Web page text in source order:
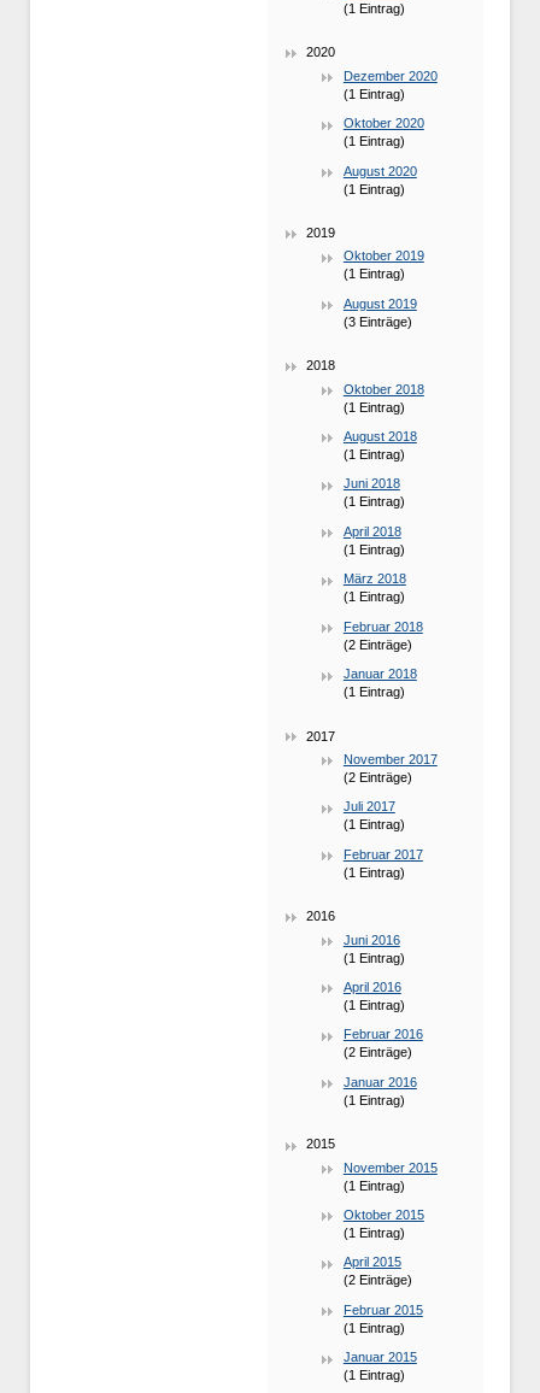
(1 Eintrag)
2020
Dezember 2020
(1 Eintrag)
Oktober 2020
(1 Eintrag)
August 2020
(1 Eintrag)
2019
Oktober 2019
(1 Eintrag)
August 2019
(3 Einträge)
2018
Oktober 2018
(1 Eintrag)
August 2018
(1 Eintrag)
Juni 2018
(1 Eintrag)
April 2018
(1 Eintrag)
März 2018
(1 Eintrag)
Februar 2018
(2 Einträge)
Januar 2018
(1 Eintrag)
2017
November 2017
(2 Einträge)
Juli 2017
(1 Eintrag)
Februar 2017
(1 Eintrag)
2016
Juni 2016
(1 Eintrag)
April 2016
(1 Eintrag)
Februar 2016
(2 Einträge)
Januar 2016
(1 Eintrag)
2015
November 2015
(1 Eintrag)
Oktober 2015
(1 Eintrag)
April 2015
(2 Einträge)
Februar 2015
(1 Eintrag)
Januar 2015
(1 Eintrag)